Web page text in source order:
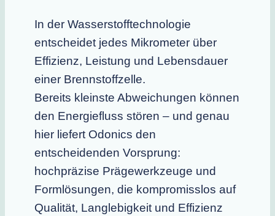
In der Wasserstofftechnologie
entscheidet jedes Mikrometer über
Effizienz, Leistung und Lebensdauer
einer Brennstoffzelle.
Bereits kleinste Abweichungen können
den Energiefluss stören – und genau
hier liefert Odonics den
entscheidenden Vorsprung:
hochpräzise Prägewerkzeuge und
Formlösungen, die kompromisslos auf
Qualität, Langlebigkeit und Effizienz